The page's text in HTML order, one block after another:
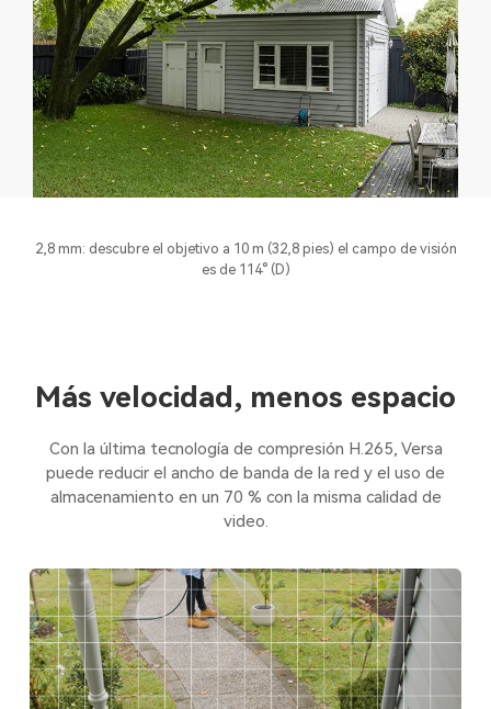
2,8 mm: descubre el objetivo a 10 m (32,8 pies) el campo de visión
es de 114° (D)
Más velocidad, menos espacio
Con la última tecnología de compresión H.265, Versa
puede reducir el ancho de banda de la red y el uso de
almacenamiento en un 70 % con la misma calidad de
video.